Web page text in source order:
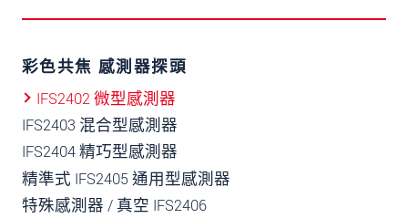
彩色共焦 感測器探頭
IFS2402 微型感測器
IFS2403 混合型感測器
IFS2404 精巧型感測器
精準式 IFS2405 通用型感測器
特殊感測器 / 真空 IFS2406